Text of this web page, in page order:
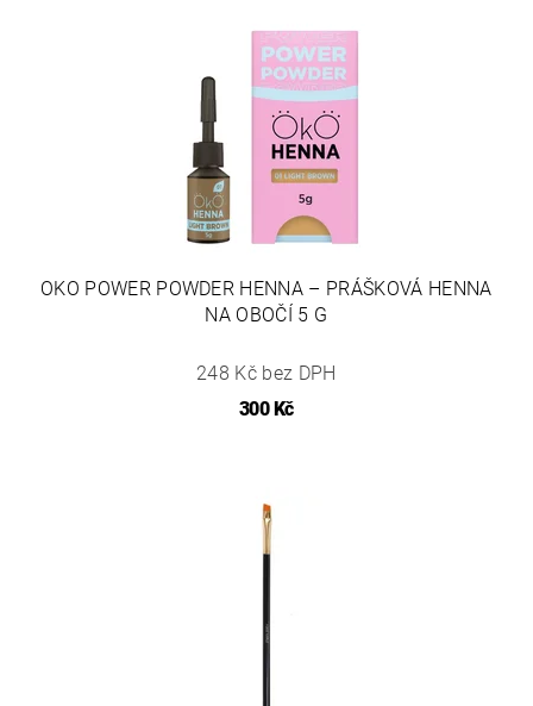
OKO POWER POWDER HENNA – PRÁŠKOVÁ HENNA
NA OBOČÍ 5 G
248 Kč bez DPH
300 Kč